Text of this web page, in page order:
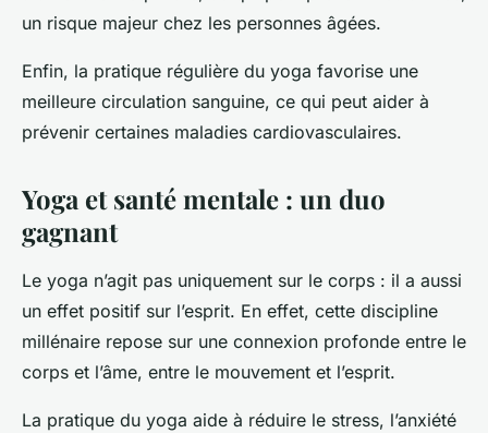
un risque majeur chez les personnes âgées.
Enfin, la pratique régulière du yoga favorise une
meilleure circulation sanguine, ce qui peut aider à
prévenir certaines maladies cardiovasculaires.
Yoga et santé mentale : un duo
gagnant
Le yoga n’agit pas uniquement sur le corps : il a aussi
un effet positif sur l’esprit. En effet, cette discipline
millénaire repose sur une connexion profonde entre le
corps et l’âme, entre le mouvement et l’esprit.
La pratique du yoga aide à réduire le stress, l’anxiété